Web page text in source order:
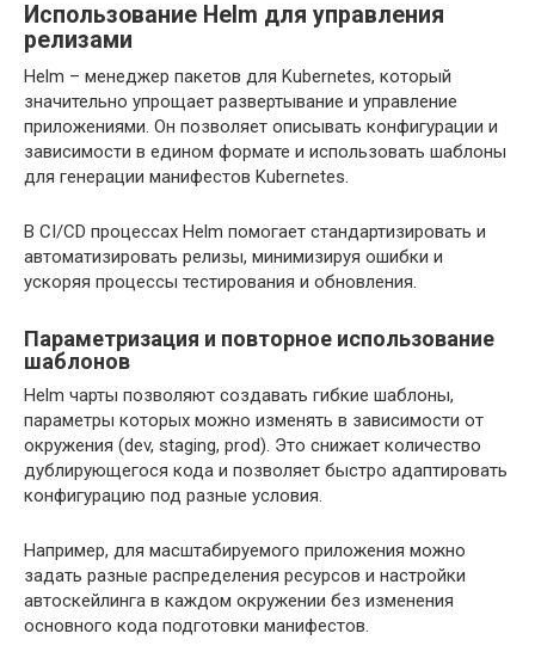
Использование Helm для управления
релизами
Helm – менеджер пакетов для Kubernetes, который
значительно упрощает развертывание и управление
приложениями. Он позволяет описывать конфигурации и
зависимости в едином формате и использовать шаблоны
для генерации манифестов Kubernetes.
В CI/CD процессах Helm помогает стандартизировать и
автоматизировать релизы, минимизируя ошибки и
ускоряя процессы тестирования и обновления.
Параметризация и повторное использование
шаблонов
Helm чарты позволяют создавать гибкие шаблоны,
параметры которых можно изменять в зависимости от
окружения (dev, staging, prod). Это снижает количество
дублирующегося кода и позволяет быстро адаптировать
конфигурацию под разные условия.
Например, для масштабируемого приложения можно
задать разные распределения ресурсов и настройки
автоскейлинга в каждом окружении без изменения
основного кода подготовки манифестов.